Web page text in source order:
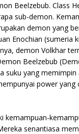
Beelzebub. Class
sub-demon.
demon yang
Enochian (sumeria
demon Volkhar
Beelzebub
suku yang memimpin
power yang
kemampuan-
senantiasa